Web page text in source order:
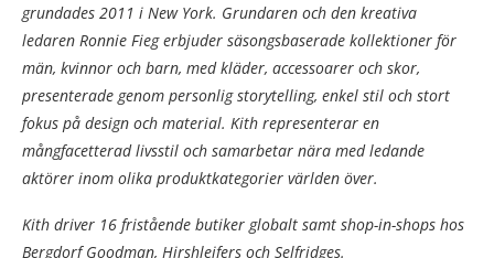
grundades 2011 i New York. Grundaren och den kreativa
ledaren Ronnie Fieg erbjuder säsongsbaserade kollektioner för
män, kvinnor och barn, med kläder, accessoarer och skor,
presenterade genom personlig storytelling, enkel stil och stort
fokus på design och material. Kith representerar en
mångfacetterad livsstil och samarbetar nära med ledande
aktörer inom olika produktkategorier världen över.
Kith driver 16 fristående butiker globalt samt shop-in-shops hos
Bergdorf Goodman, Hirshleifers och Selfridges.